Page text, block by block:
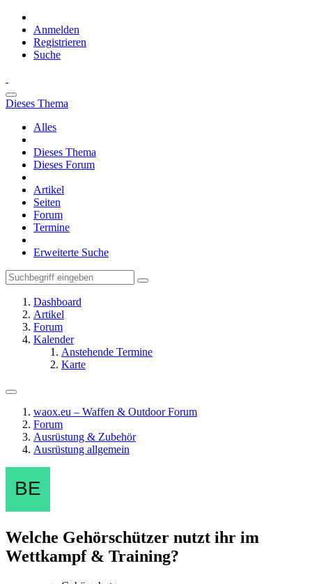
Anmelden
Registrieren
Suche
Dieses Thema
Alles
Dieses Thema
Dieses Forum
Artikel
Seiten
Forum
Termine
Erweiterte Suche
Dashboard
Artikel
Forum
Kalender
Anstehende Termine
Karte
waox.eu – Waffen & Outdoor Forum
Forum
Ausrüstung & Zubehör
Ausrüstung allgemein
Welche Gehörschützer nutzt ihr im
Wettkampf & Training?